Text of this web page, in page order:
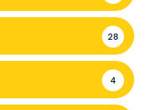
28
4